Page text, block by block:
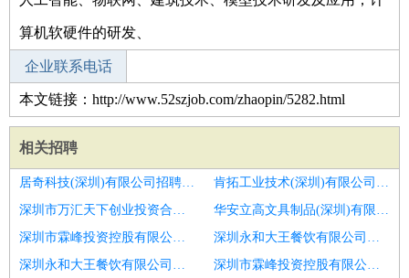
算机软硬件的研发、
企业联系电话
本文链接：http://www.52szjob.com/zhaopin/5282.html
相关招聘
居奇科技(深圳)有限公司招聘抖音码字专员
肯拓工业技术(深圳)有限公司招聘猎头顾问
深圳市万汇天下创业投资合伙企业(有限合伙)招聘猎聘专员助理猎头顾问招聘专员
华安立高文具制品(深圳)有限公司招聘猎头顾问
深圳市霖峰投资控股有限公司招聘猎头顾问
深圳永和大王餐饮有限公司招聘招聘顾问
深圳永和大王餐饮有限公司招聘猎头顾问
深圳市霖峰投资控股有限公司招聘猎头助理顾问